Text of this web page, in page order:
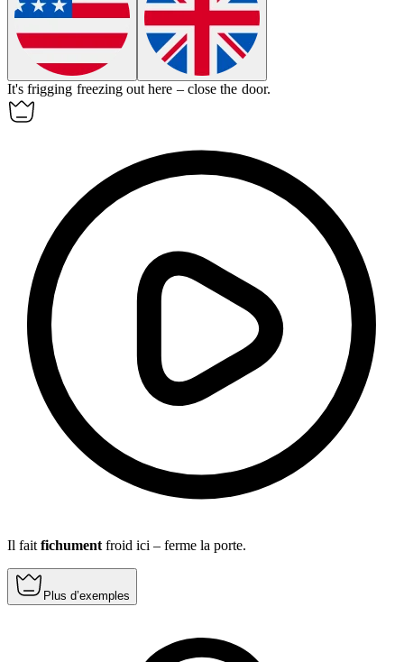
It's frigging freezing out here – close the door.
Il fait fichument froid ici – ferme la porte.
Plus d’exemples